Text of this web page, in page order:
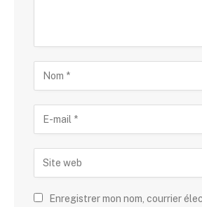
Enregistrer mon nom, courrier